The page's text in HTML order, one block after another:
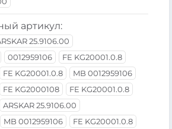
артикул:
25.9106.00
0012959106
FE KG20001.0.8
FE KG20001.0.8
MB 0012959106
FE KG2000108
FE KG20001.0.8
ARSKAR 25.9106.00
MB 0012959106
FE KG20001.0.8